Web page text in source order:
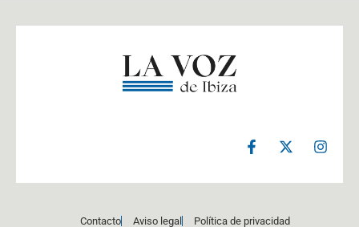
F
a
e
X
-
w
I
n
t
Contacto Aviso legal Política de privacidad